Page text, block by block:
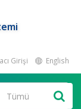
Girişi English